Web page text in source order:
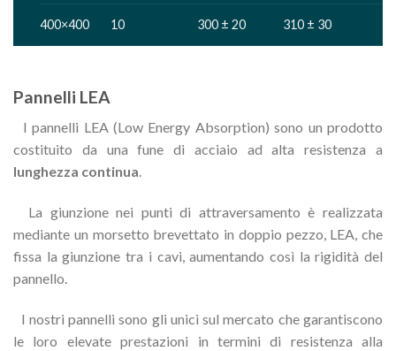
400×400 10 300 ± 20 310 ± 30
Pannelli LEA
I pannelli LEA (Low Energy Absorption) sono un prodotto
costituito da una fune di acciaio ad alta resistenza a
lunghezza continua.
La giunzione nei punti di attraversamento è realizzata
mediante un morsetto brevettato in doppio pezzo, LEA, che
fissa la giunzione tra i cavi, aumentando così la rigidità del
pannello.
I nostri pannelli sono gli unici sul mercato che garantiscono
le loro elevate prestazioni in termini di resistenza alla